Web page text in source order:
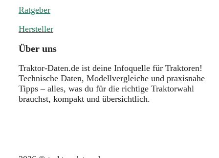
Ratgeber
Hersteller
Über uns
Traktor-Daten.de ist deine Infoquelle für Traktoren!
Technische Daten, Modellvergleiche und praxisnahe
Tipps – alles, was du für die richtige Traktorwahl
brauchst, kompakt und übersichtlich.